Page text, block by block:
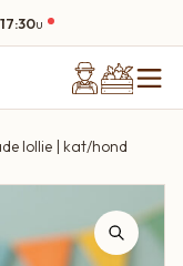
17:30u
lollie | kat/hond